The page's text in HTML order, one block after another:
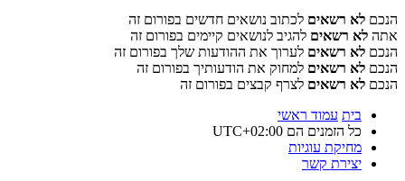
הנכם לא רשאים לכתוב נושאים חדשים בפורום זה
אתה לא רשאים להגיב לנושאים קיימים בפורום זה
הנכם לא רשאים לערוך את ההודעות שלך בפורום זה
הנכם לא רשאים למחוק את הודעותיך בפורום זה
הנכם לא רשאים לצרף קבצים בפורום זה
בית עמוד ראשי
כל הזמנים הם UTC+02:00
מחיקת עוגיות
יצירת קשר